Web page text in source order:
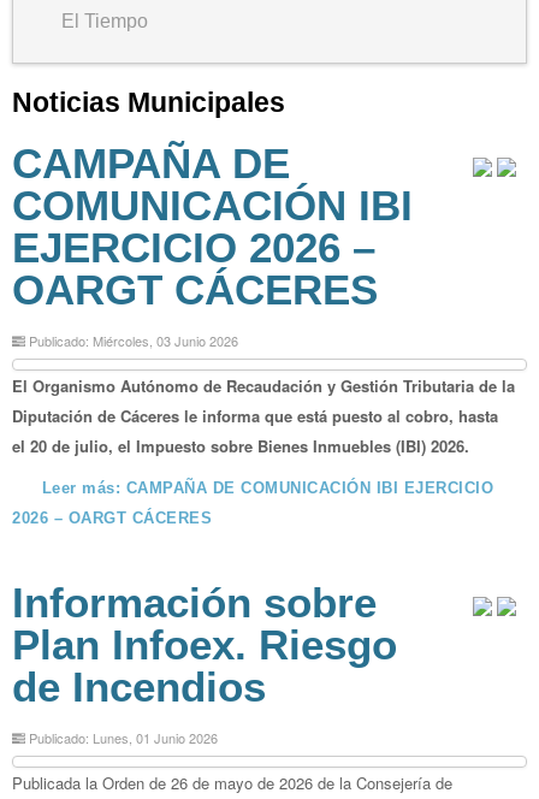
El Tiempo
Noticias Municipales
CAMPAÑA DE
COMUNICACIÓN IBI
EJERCICIO 2026 –
OARGT CÁCERES
Publicado: Miércoles, 03 Junio 2026
El Organismo Autónomo de Recaudación y Gestión Tributaria de la
Diputación de Cáceres le informa que está puesto al cobro, hasta
el 20 de julio, el Impuesto sobre Bienes Inmuebles (IBI) 2026.
Leer más: CAMPAÑA DE COMUNICACIÓN IBI EJERCICIO
2026 – OARGT CÁCERES
Información sobre
Plan Infoex. Riesgo
de Incendios
Publicado: Lunes, 01 Junio 2026
Publicada la Orden de 26 de mayo de 2026 de la Consejería de